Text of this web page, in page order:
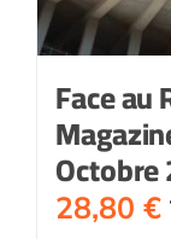
Face au
Octobre
28,80 €